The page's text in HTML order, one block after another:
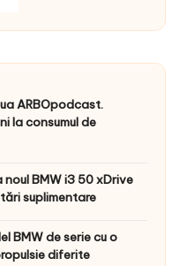
ARBOpodcast.
la consumul de
BMW i3 50 xDrive
suplimentare
BMW de serie cu o
diferite